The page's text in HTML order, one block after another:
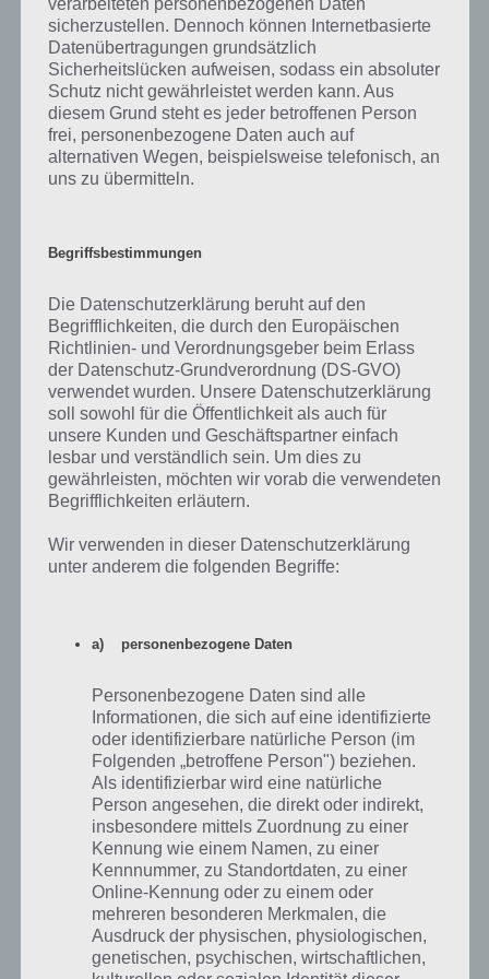
verbessern kann.
Trailer zu Trivial Pursuit & Friends
Nachfolgend haben wir noch den offiziellen Trailer zu Trivial Pursuit
& Friends. Hier werden die Vorteile hervorgehoben, dass man gegen
Freunde antreten kann, egal wo sich diese gerade aufhalten. Aber
Als wir von Trivial Pursuit & Friends das erste mal hörten, waren wir
immer wieder Spaß. Nun also auch als App für Android / iOS. Was soll
da schon schief gehen?
So einiges – leider. Mit dem Original-Spielprinzip hat Trivial Pursuit &
Friends nicht viel gemeinsam. Es ist zwar weiterhin ein
Allgemeinwissen Quiz und es gibt verschiedene Wissensecken, aber
das war es auch schon. Stattdessen setzen die Entwickler auf ein
Free2Play Spielprinzip. Wer also am meisten Echtgeld ausgibt,
könnte theoretisch jedes Spiel gewinnen, auch wenn er absolut
keine Ahnung hat. Das wäre so als wenn man beim Brettspiel mit
echtem Geld sich die richtigen Antworten erkauft. Weiterhin sind die
Spiele stark begrenzt. Wer mehr Duelle machen will, ist wiederum
zum In-App-Kauf gezwungen. Die Statistik ist eher rudimentär,
sicherzustellen. Dennoch können Internetbasierte
Datenübertragungen grundsätzlich
Sicherheitslücken aufweisen, sodass ein absoluter
Schutz nicht gewährleistet werden kann. Aus
diesem Grund steht es jeder betroffenen Person
frei, personenbezogene Daten auch auf
alternativen Wegen, beispielsweise telefonisch, an
uns zu übermitteln.
Begriffsbestimmungen
Die Datenschutzerklärung beruht auf den
Begrifflichkeiten, die durch den Europäischen
Richtlinien- und Verordnungsgeber beim Erlass
der Datenschutz-Grundverordnung (DS-GVO)
verwendet wurden. Unsere Datenschutzerklärung
soll sowohl für die Öffentlichkeit als auch für
unsere Kunden und Geschäftspartner einfach
lesbar und verständlich sein. Um dies zu
gewährleisten, möchten wir vorab die verwendeten
Begrifflichkeiten erläutern.
Wir verwenden in dieser Datenschutzerklärung
unter anderem die folgenden Begriffe:
a) personenbezogene Daten
Personenbezogene Daten sind alle
Informationen, die sich auf eine identifizierte
oder identifizierbare natürliche Person (im
Folgenden „betroffene Person") beziehen.
Als identifizierbar wird eine natürliche
Person angesehen, die direkt oder indirekt,
insbesondere mittels Zuordnung zu einer
Kennung wie einem Namen, zu einer
Kennnummer, zu Standortdaten, zu einer
Online-Kennung oder zu einem oder
mehreren besonderen Merkmalen, die
Ausdruck der physischen, physiologischen,
genetischen, psychischen, wirtschaftlichen,